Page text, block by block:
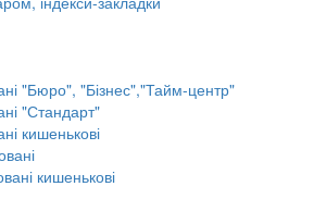
"Бюро", "Бізнес","Тайм-центр"
"Стандарт"
кишенькові
кишенькові